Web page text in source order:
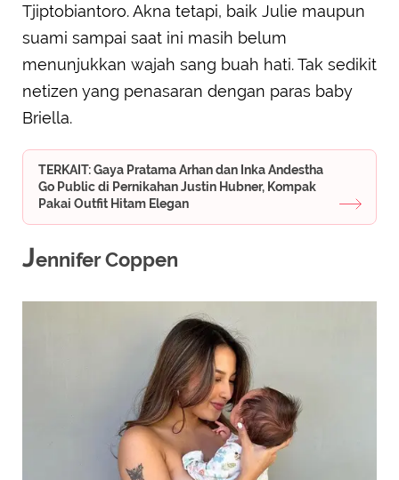
Tjiptobiantoro. Akna tetapi, baik Julie maupun
suami sampai saat ini masih belum
menunjukkan wajah sang buah hati. Tak sedikit
netizen yang penasaran dengan paras baby
Briella.
TERKAIT: Gaya Pratama Arhan dan Inka Andestha
Go Public di Pernikahan Justin Hubner, Kompak
Pakai Outfit Hitam Elegan
Jennifer Coppen